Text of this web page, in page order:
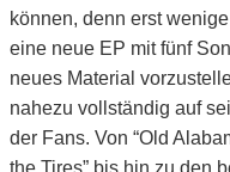
können, denn erst
eine neue EP mit fünf
neues Material
nahezu vollständig auf
der Fans. Von “Old
the Tires” bis hin zu den